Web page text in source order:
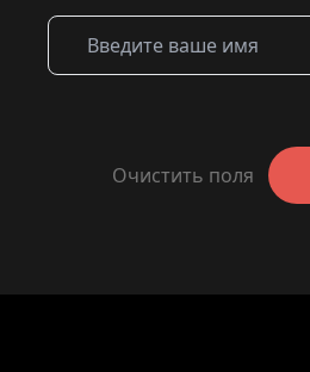
Очистить поля